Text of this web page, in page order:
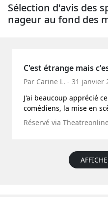
Sélection d'avis des
nageur au fond des
C'est étrange mais
Par Carine L. - 31 janvier
J'ai beaucoup apprécié
comédiens, la mise en
Réservé via